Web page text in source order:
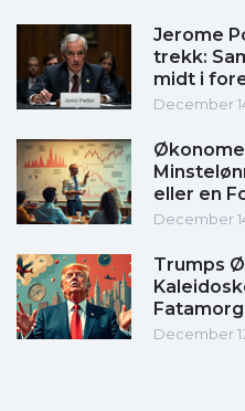
Jerome
trekk:
midt i
December
eller en
December
Trumps
December